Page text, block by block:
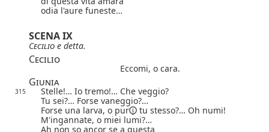
odia l'aure funeste…
SCENA IX
Cecilio e detta.
Cecilio
Eccomi, o cara.
Giunia
315
Stelle!… Io tremo!… Che veggio?
Tu sei?… Forse vaneggio?…
Forse una larva, o pur
tu stesso?… Oh numi!
M'ingannate, o miei lumi?…
Ah non so ancor se a questa